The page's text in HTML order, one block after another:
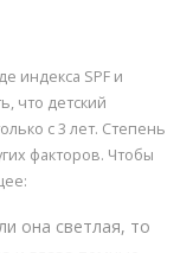
индекса SPF и
что детский
с 3 лет. Степень
факторов. Чтобы
она светлая, то